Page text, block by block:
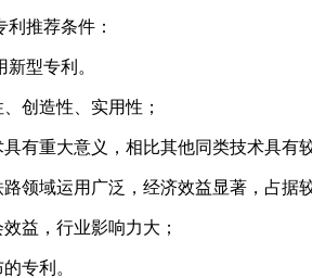
推荐条件：
型专利。
创造性、实用性；
重大意义，相比其他同类技术具有
域运用广泛，经济效益显著，占据
，行业影响力大；
专利。